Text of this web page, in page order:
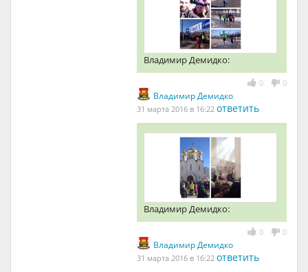
Владимир Демидко:
0 0
Владимир Демидко
31 марта 2016 в 16:22 ответить
Владимир Демидко:
0 0
Владимир Демидко
31 марта 2016 в 16:22 ответить